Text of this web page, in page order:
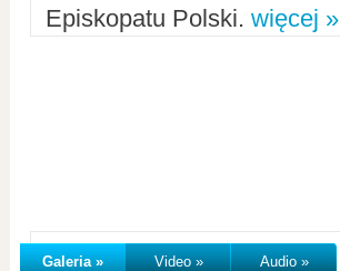
Episkopatu Polski. więcej »
Galeria » Video » Audio »